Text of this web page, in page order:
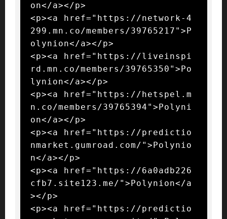
on</a></p>
<p><a href="https://network-4
299.mn.co/members/39765217">P
olynion</a></p>
<p><a href="https://liveinspi
rd.mn.co/members/39765350">Po
lynion</a></p>
<p><a href="https://hetspel.m
n.co/members/39765394">Polyni
on</a></p>
<p><a href="https://predictio
nmarket.gumroad.com/">Polynio
n</a></p>
<p><a href="https://6a0adb226
cfb7.site123.me/">Polynion</a
></p>
<p><a href="https://predictio